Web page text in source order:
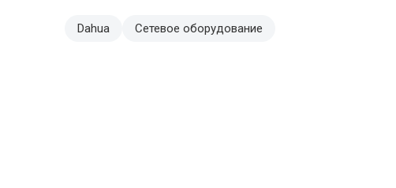
Dahua Сетевое оборудование